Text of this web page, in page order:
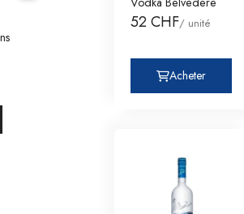
52 CHF/ unité
Acheter